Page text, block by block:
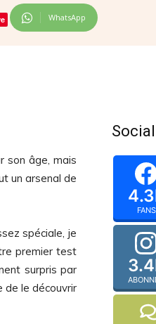
WhatsApp
son âge, mais
un arsenal de
spéciale, je
premier test
surpris par
de le découvrir
FANS